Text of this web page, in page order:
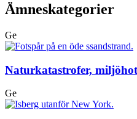
Ämneskategorier
Ge
Naturkatastrofer,
Ge